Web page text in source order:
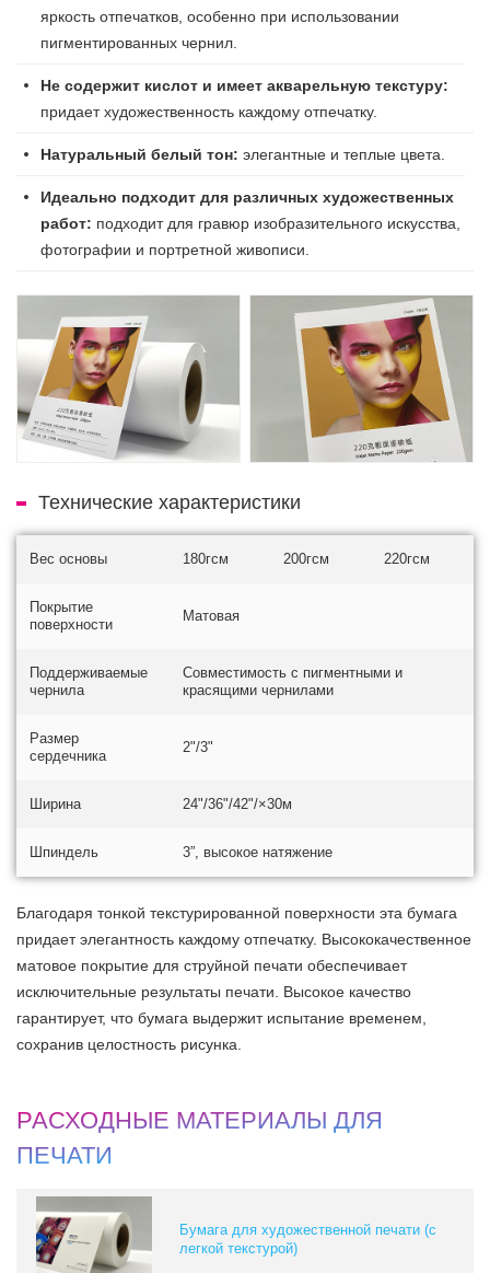
яркость отпечатков, особенно при использовании
пигментированных чернил.
Не содержит кислот и имеет акварельную текстуру:
придает художественность каждому отпечатку.
Натуральный белый тон: элегантные и теплые цвета.
Идеально подходит для различных художественных
работ: подходит для гравюр изобразительного искусства,
фотографии и портретной живописи.
Технические характеристики
Вес основы 180гсм 200гсм 220гсм
Покрытие
поверхности
Матовая
Поддерживаемые
чернила
Совместимость с пигментными и
красящими чернилами
Размер
сердечника
2"/3"
Ширина 24"/36"/42"/×30м
Шпиндель 3”, высокое натяжение
Благодаря тонкой текстурированной поверхности эта бумага
придает элегантность каждому отпечатку. Высококачественное
матовое покрытие для струйной печати обеспечивает
исключительные результаты печати. Высокое качество
гарантирует, что бумага выдержит испытание временем,
сохранив целостность рисунка.
РАСХОДНЫЕ МАТЕРИАЛЫ ДЛЯ
ПЕЧАТИ
Бумага для художественной печати (с
легкой текстурой)